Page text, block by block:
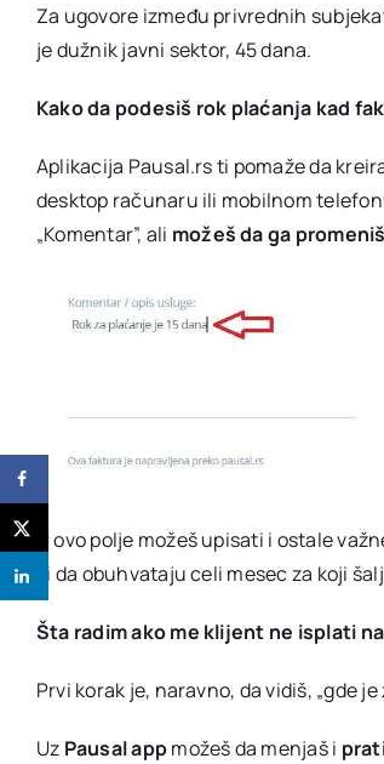
Za ugovore između privrednih
je dužnik javni sektor, 45 dana.
Kako da podesiš rok plaćanja kad
Aplikacija Pausal.rs ti pomaže da
desktop računaru ili mobilnom
„Komentar”, ali možeš da ga promeniš
U ovo polje možeš upisati i ostale
ili da obuhvataju celi mesec za koji
Šta radim ako me klijent ne isplati
Prvi korak je, naravno, da vidiš, „gde je
Uz Pausal appmožeš da menjaš i